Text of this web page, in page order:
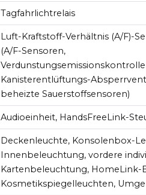
Tagfahrlichtrelais
Luft-Kraftstoff-Verhältnis (A/F)-
(A/F-Sensoren,
Verdunstungsemissionskontrolle
Kanisterentlüftungs-
beheizte Sauerstoffsensoren)
Audioeinheit, HandsFreeLink-
Deckenleuchte, Konsolenbox-
Innenbeleuchtung, vordere
Kartenbeleuchtung, HomeLink-
Kosmetikspiegelleuchten,